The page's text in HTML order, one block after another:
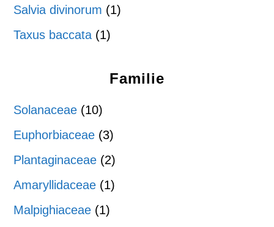
Salvia divinorum (1)
Taxus baccata (1)
Familie
Solanaceae (10)
Euphorbiaceae (3)
Plantaginaceae (2)
Amaryllidaceae (1)
Malpighiaceae (1)